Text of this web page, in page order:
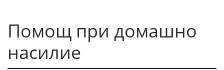
Помощ при домашно
насилие